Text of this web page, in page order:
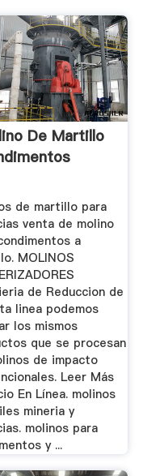
De Martillo
de martillo para
venta de molino
a
MOLINOS
de Reduccion de
linea podemos
los mismos
que se procesan
de impacto
Leer Más
En Línea. molinos
mineria y
molinos para
y ...